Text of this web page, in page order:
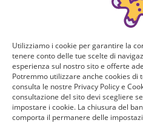
Utilizziamo i cookie per garantire la
tenere conto delle tue scelte di
esperienza sul nostro sito e offerte
Potremmo utilizzare anche cookies di
consulta le nostre Privacy Policy e
consultazione del sito devi scegliere
impostare i cookie. La chiusura del
comporta il permanere delle